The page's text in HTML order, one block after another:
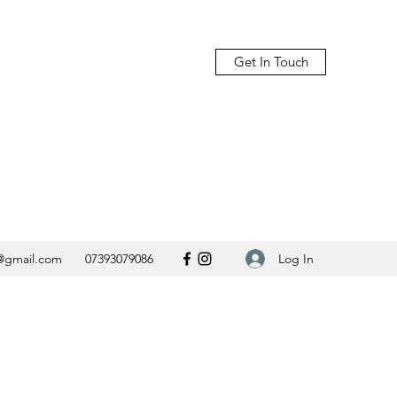
Get In Touch
07393079086 Log In